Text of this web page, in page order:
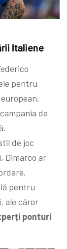
Italiene
pentru
de
de joc
Dimarco ar
pentru
ale căror
ponturi